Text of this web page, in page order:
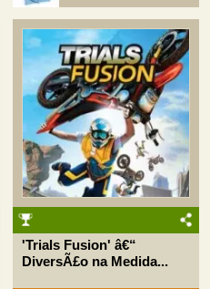
'Trials Fusion' â€“
DiversÃ£o na Medida...